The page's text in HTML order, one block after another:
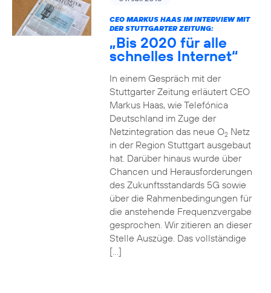
CEO MARKUS HAAS IM INTERVIEW MIT
DER STUTTGARTER ZEITUNG:
„Bis 2020 für alle
schnelles Internet“
In einem Gespräch mit der
Stuttgarter Zeitung erläutert CEO
Markus Haas, wie Telefónica
Deutschland im Zuge der
Netzintegration das neue O2Netz
in der Region Stuttgart ausgebaut
hat. Darüber hinaus wurde über
Chancen und Herausforderungen
des Zukunftsstandards 5G sowie
über die Rahmenbedingungen für
die anstehende Frequenzvergabe
gesprochen. Wir zitieren an dieser
Stelle Auszüge. Das vollständige
[…]